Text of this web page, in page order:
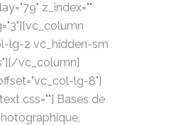
z_index=""
lg-2 vc_hidden-sm
vc_column]
lg-8"]
css=""] Bases de